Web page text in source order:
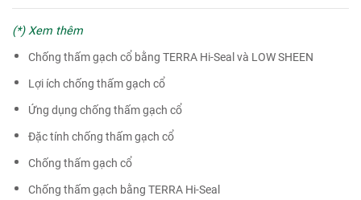
(*) Xem thêm
Chống thấm gạch cổ bằng TERRA Hi-Seal và LOW SHEEN
Lợi ích chống thấm gạch cổ
Ứng dụng chống thấm gạch cổ
Đặc tính chống thấm gạch cổ
Chống thấm gạch cổ
Chống thấm gạch bằng TERRA Hi-Seal